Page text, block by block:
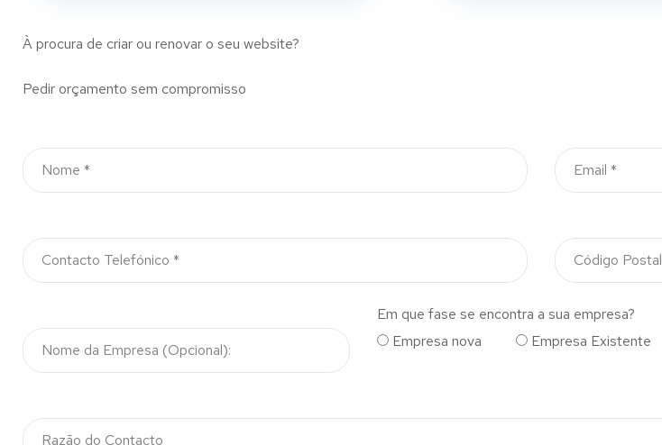
À procura de criar ou renovar o seu website?
Pedir orçamento sem compromisso
Em que fase se encontra a sua empresa?
Empresa nova
Empresa Existente